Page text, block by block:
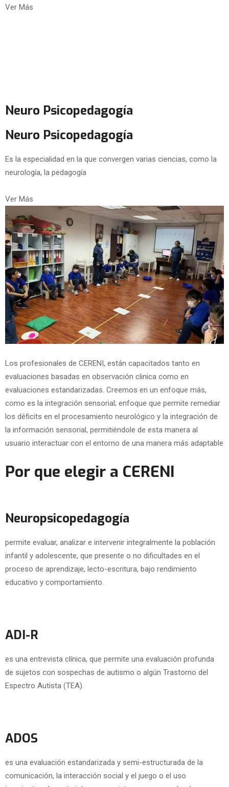
Ver Más
Neuro Psicopedagogía
Neuro Psicopedagogía
Es la especialidad en la que convergen varias ciencias, como la
neurología, la pedagogía
Ver Más
Los profesionales de CERENI, están capacitados tanto en
evaluaciones basadas en observación clinica como en
evaluaciones estandarizadas. Creemos en un enfoque más,
como es la integración sensorial; enfoque que permite remediar
los déficits en el procesamiento neurológico y la integración de
la información sensorial, permitiéndole de esta manera al
usuario interactuar con el entorno de una manera más adaptable
Por que elegir a CERENI
Neuropsicopedagogía
permite evaluar, analizar e intervenir integralmente la población
infantil y adolescente, que presente o no dificultades en el
proceso de aprendizaje, lecto-escritura, bajo rendimiento
educativo y comportamiento.
ADI-R
es una entrevista clínica, que permite una evaluación profunda
de sujetos con sospechas de autismo o algún Trastorno del
Espectro Autista (TEA).
ADOS
es una evaluación estandarizada y semi-estructurada de la
comunicación, la interacción social y el juego o el uso